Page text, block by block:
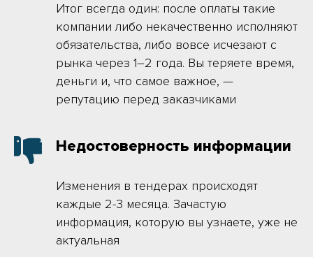
Итог всегда один: после оплаты такие
компании либо некачественно исполняют
обязательства, либо вовсе исчезают с
рынка через 1–2 года. Вы теряете время,
деньги и, что самое важное, —
репутацию перед заказчиками
Недостоверность информации
Изменения в тендерах происходят
каждые 2-3 месяца. Зачастую
информация, которую вы узнаете, уже не
актуальная